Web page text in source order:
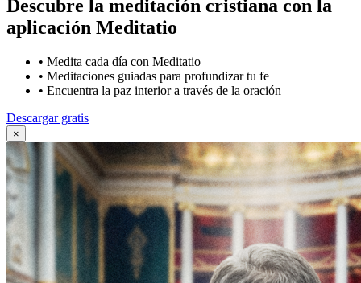
Descubre la meditación cristiana con la
aplicación Meditatio
• Medita cada día con Meditatio
• Meditaciones guiadas para profundizar tu fe
• Encuentra la paz interior a través de la oración
Descargar gratis
×